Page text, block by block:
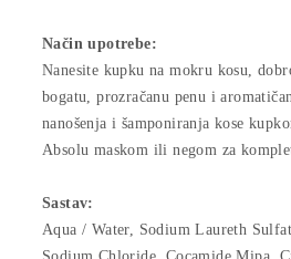
Način upotrebe:
Nanesite kupku na mokru kosu,
bogatu, prozračanu penu i
nanošenja i šamponiranja kose
Absolu maskom ili negom za
Sastav:
Aqua / Water, Sodium Laureth